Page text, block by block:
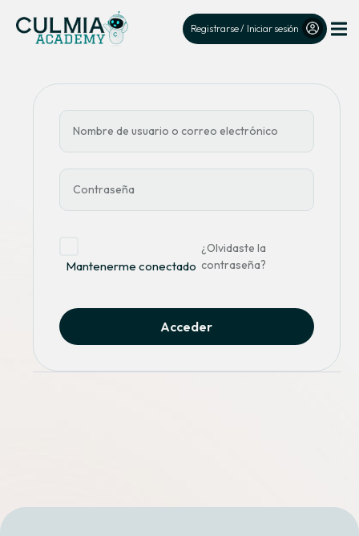
Registrarse / Iniciar sesión
Mantenerme conectado
¿Olvidaste la
contraseña?
Acceder